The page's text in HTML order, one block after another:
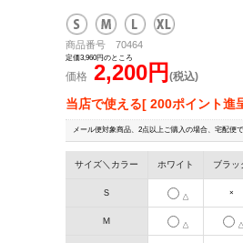
商品番号 70464
定価3,960円のところ
価格 2,200円 (税込)
当店で使える[ 200ポイント進
メール便対象商品、2点以上ご購入の場合、宅配便
サイズ＼カラー ホワイト ブラッ
Ｓ △
×
Ｍ △ △